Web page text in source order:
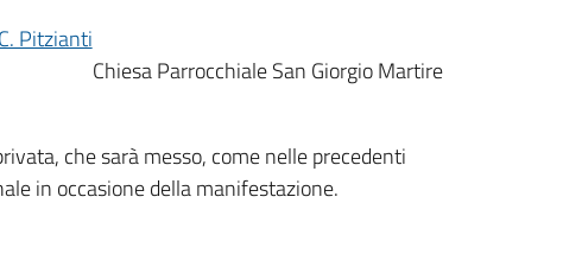
Chiesa Parrocchiale San Giorgio Martire
che sarà messo, come nelle precedenti
in occasione della manifestazione.